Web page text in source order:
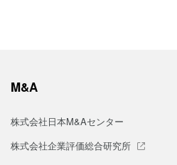
M&A
株式会社日本M&Aセンター
株式会社企業評価総合研究所